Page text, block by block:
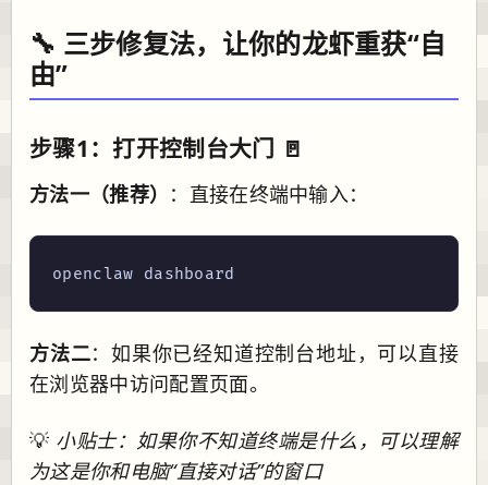
🔧 三步修复法，让你的龙虾重获“自
由”
步骤1：打开控制台大门 🚪
方法一（推荐） ：直接在终端中输入：
方法二：如果你已经知道控制台地址，可以直接
在浏览器中访问配置页面。
💡 小贴士：如果你不知道终端是什么，可以理解
为这是你和电脑“直接对话”的窗口